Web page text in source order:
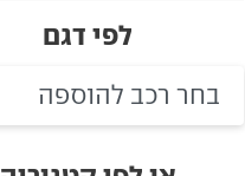
לפי דגם